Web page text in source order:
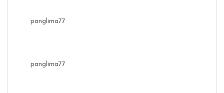
panglima77
panglima77